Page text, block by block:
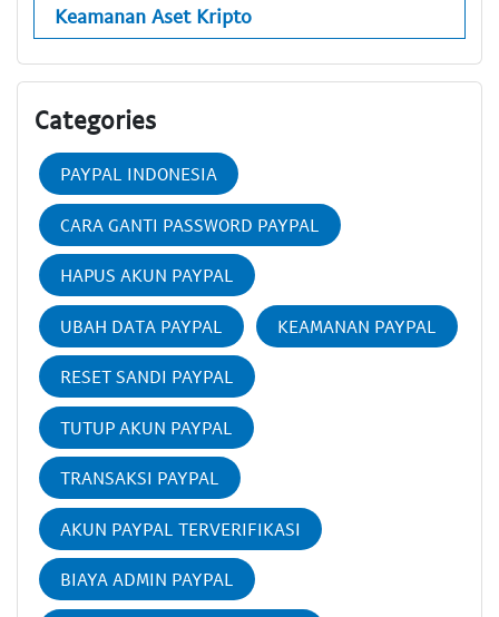
Keamanan Aset Kripto
Categories
PAYPAL INDONESIA
CARA GANTI PASSWORD PAYPAL
HAPUS AKUN PAYPAL
UBAH DATA PAYPAL KEAMANAN PAYPAL
RESET SANDI PAYPAL
TUTUP AKUN PAYPAL
TRANSAKSI PAYPAL
AKUN PAYPAL TERVERIFIKASI
BIAYA ADMIN PAYPAL